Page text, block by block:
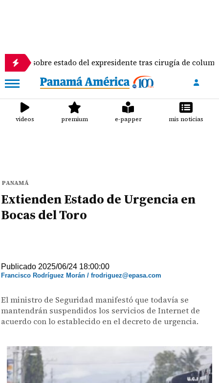
estado del expresidente tras cirugía de columna
videos premium e-papper mis noticias
PANAMÁ
Extienden Estado de Urgencia en
Bocas del Toro
Publicado 2025/06/24 18:00:00
Francisco Rodríguez Morán / frodriguez@epasa.com
El ministro de Seguridad manifestó que todavía se
mantendrán suspendidos los servicios de Internet de
acuerdo con lo establecido en el decreto de urgencia.